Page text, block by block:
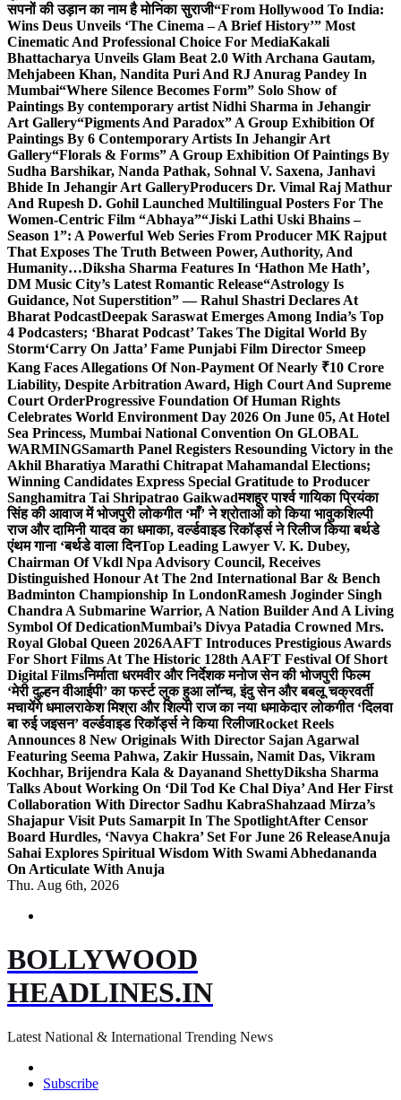
सपनों की उड़ान का नाम है मोनिका सुराजी“From Hollywood To India:
Wins Deus Unveils ‘The Cinema – A Brief History’” Most
Cinematic And Professional Choice For MediaKakali
Bhattacharya Unveils Glam Beat 2.0 With Archana Gautam,
Mehjabeen Khan, Nandita Puri And RJ Anurag Pandey In
Mumbai“Where Silence Becomes Form” Solo Show of
Paintings By contemporary artist Nidhi Sharma in Jehangir
Art Gallery“Pigments And Paradox” A Group Exhibition Of
Paintings By 6 Contemporary Artists In Jehangir Art
Gallery“Florals & Forms” A Group Exhibition Of Paintings By
Sudha Barshikar, Nanda Pathak, Sohnal V. Saxena, Janhavi
Bhide In Jehangir Art GalleryProducers Dr. Vimal Raj Mathur
And Rupesh D. Gohil Launched Multilingual Posters For The
Women-Centric Film “Abhaya”“Jiski Lathi Uski Bhains –
Season 1”: A Powerful Web Series From Producer MK Rajput
That Exposes The Truth Between Power, Authority, And
Humanity…Diksha Sharma Features In ‘Hathon Me Hath’,
DM Music City’s Latest Romantic Release“Astrology Is
Guidance, Not Superstition” — Rahul Shastri Declares At
Bharat PodcastDeepak Saraswat Emerges Among India’s Top
4 Podcasters; ‘Bharat Podcast’ Takes The Digital World By
Storm‘Carry On Jatta’ Fame Punjabi Film Director Smeep
Kang Faces Allegations Of Non-Payment Of Nearly ₹10 Crore
Liability, Despite Arbitration Award, High Court And Supreme
Court OrderProgressive Foundation Of Human Rights
Celebrates World Environment Day 2026 On June 05, At Hotel
Sea Princess, Mumbai National Convention On GLOBAL
WARMINGSamarth Panel Registers Resounding Victory in the
Akhil Bharatiya Marathi Chitrapat Mahamandal Elections;
Winning Candidates Express Special Gratitude to Producer
Sanghamitra Tai Shripatrao Gaikwadमशहूर पार्श्व गायिका प्रियंका
सिंह की आवाज में भोजपुरी लोकगीत ‘माँ’ ने श्रोताओं को किया भावुकशिल्पी
राज और दामिनी यादव का धमाका, वर्ल्डवाइड रिकॉर्ड्स ने रिलीज किया बर्थडे
एंथम गाना ‘बर्थडे वाला दिनTop Leading Lawyer V. K. Dubey,
Chairman Of Vkdl Npa Advisory Council, Receives
Distinguished Honour At The 2nd International Bar & Bench
Badminton Championship In LondonRamesh Joginder Singh
Chandra A Submarine Warrior, A Nation Builder And A Living
Symbol Of DedicationMumbai’s Divya Patadia Crowned Mrs.
Royal Global Queen 2026AAFT Introduces Prestigious Awards
For Short Films At The Historic 128th AAFT Festival Of Short
Digital Filmsनिर्माता धरमवीर और निर्देशक मनोज सेन की भोजपुरी फिल्म
‘मेरी दुल्हन वीआईपी’ का फर्स्ट लुक हुआ लॉन्च, इंदु सेन और बबलू चक्रवर्ती
मचायेंगे धमालराकेश मिश्रा और शिल्पी राज का नया धमाकेदार लोकगीत ‘दिलवा
बा रुई जइसन’ वर्ल्डवाइड रिकॉर्ड्स ने किया रिलीजRocket Reels
Announces 8 New Originals With Director Sajan Agarwal
Featuring Seema Pahwa, Zakir Hussain, Namit Das, Vikram
Kochhar, Brijendra Kala & Dayanand ShettyDiksha Sharma
Talks About Working On ‘Dil Tod Ke Chal Diya’ And Her First
Collaboration With Director Sadhu KabraShahzaad Mirza’s
Shajapur Visit Puts Samarpit In The SpotlightAfter Censor
Board Hurdles, ‘Navya Chakra’ Set For June 26 ReleaseAnuja
Sahai Explores Spiritual Wisdom With Swami Abhedananda
On Articulate With Anuja
Thu. Aug 6th, 2026
BOLLYWOOD
HEADLINES.IN
Latest National & International Trending News
Subscribe